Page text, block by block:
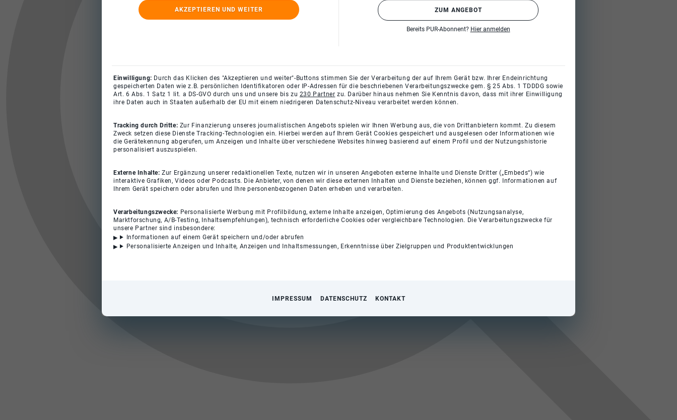
AKZEPTIEREN UND WEITER ZUM ANGEBOT
Bereits PUR-Abonnent? Hier anmelden
Einwilligung: Durch das Klicken des "Akzeptieren und weiter"-Buttons stimmen Sie der Verarbeitung der auf Ihrem Gerät bzw. Ihrer Endeinrichtung
gespeicherten Daten wie z.B. persönlichen Identifikatoren oder IP-Adressen für die beschriebenen Verarbeitungszwecke gem. § 25 Abs. 1 TDDDG sowie
Art. 6 Abs. 1 Satz 1 lit. a DS-GVO durch uns und unsere bis zu 230 Partner zu. Darüber hinaus nehmen Sie Kenntnis davon, dass mit ihrer Einwilligung
ihre Daten auch in Staaten außerhalb der EU mit einem niedrigeren Datenschutz-Niveau verarbeitet werden können.
Tracking durch Dritte: Zur Finanzierung unseres journalistischen Angebots spielen wir Ihnen Werbung aus, die von Drittanbietern kommt. Zu diesem
Zweck setzen diese Dienste Tracking-Technologien ein. Hierbei werden auf Ihrem Gerät Cookies gespeichert und ausgelesen oder Informationen wie
die Gerätekennung abgerufen, um Anzeigen und Inhalte über verschiedene Websites hinweg basierend auf einem Profil und der Nutzungshistorie
personalisiert auszuspielen.
Externe Inhalte:Zur Ergänzung unserer redaktionellen Texte, nutzen wir in unseren Angeboten externe Inhalte und Dienste Dritter („Embeds“) wie
interaktive Grafiken, Videos oder Podcasts. Die Anbieter, von denen wir diese externen Inhalten und Dienste beziehen, können ggf. Informationen auf
Ihrem Gerät speichern oder abrufen und Ihre personenbezogenen Daten erheben und verarbeiten.
Verarbeitungszwecke: Personalisierte Werbung mit Profilbildung, externe Inhalte anzeigen, Optimierung des Angebots (Nutzungsanalyse,
Marktforschung, A/B-Testing, Inhaltsempfehlungen), technisch erforderliche Cookies oder vergleichbare Technologien. Die Verarbeitungszwecke für
unsere Partner sind insbesondere:
Informationen auf einem Gerät speichern und/oder abrufen
Personalisierte Anzeigen und Inhalte, Anzeigen und Inhaltsmessungen, Erkenntnisse über Zielgruppen und Produktentwicklungen
IMPRESSUM DATENSCHUTZ KONTAKT